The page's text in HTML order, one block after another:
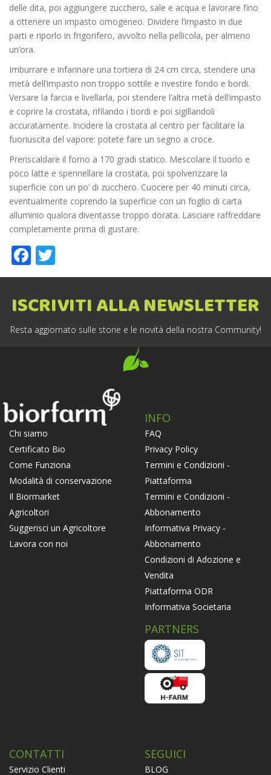
delle dita, poi aggiungere zucchero, sale e acqua e lavorare fino
a ottenere un impasto omogeneo. Dividere l’impasto in due
parti e riporlo in frigorifero, avvolto nella pellicola, per almeno
un’ora.
Imburrare e infarinare una tortiera di 24 cm circa, stendere una
metà dell’impasto non troppo sottile e rivestire fondo e bordi.
Versare la farcia e livellarla, poi stendere l’altra metà dell’impasto
e coprire la crostata, rifilando i bordi e poi sigillandoli
accuratamente. Incidere la crostata al centro per facilitare la
fuoriuscita del vapore: potete fare un segno a croce.
Preriscaldare il forno a 170 gradi statico. Mescolare il tuorlo e
poco latte e spennellare la crostata, poi spolverizzare la
superficie con un po’ di zucchero. Cuocere per 40 minuti circa,
eventualmente coprendo la superficie con un foglio di carta
alluminio qualora diventasse troppo dorata. Lasciare raffreddare
completamente prima di gustare.
Facebook
ISCRIVITI ALLA NEWSLETTER
Resta aggiornato sulle storie e le novità della nostra Community!
Chi siamo
Certificato Bio
Come Funziona
Modalità di conservazione
Il Biormarket
Agricoltori
Suggerisci un Agricoltore
Lavora con noi
INFO
FAQ
Privacy Policy
Termini e Condizioni -
Piattaforma
Termini e Condizioni -
Abbonamento
Informativa Privacy -
Abbonamento
Condizioni di Adozione e
Vendita
Piattaforma ODR
Informativa Societaria
PARTNERS
CONTATTI
Servizio Clienti
SEGUICI
BLOG